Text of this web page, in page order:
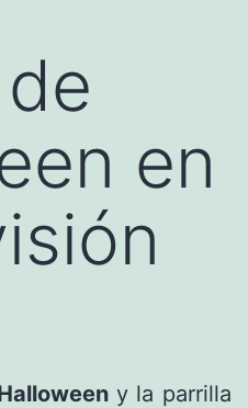
en
y la parrilla